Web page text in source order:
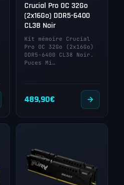
Crucial Pro OC 32Go
(2x16Go) DDR5-6400
CL38 Noir
Kit mémoire Crucial
Pro OC 32Go (2x16Go)
DDR5-6400 CL38 Noir.
Puces Mi…
489,90€